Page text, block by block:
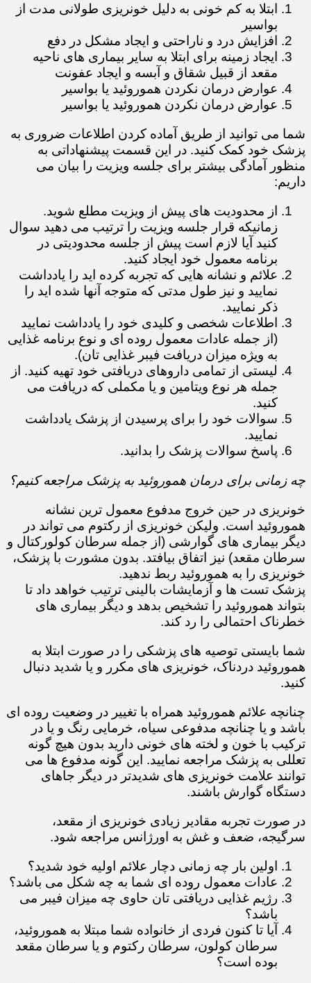
ابتلا به کم خونی به دلیل خونریزی طولانی مدت از
بواسیر
افزایش درد و ناراحتی و ایجاد مشکل در دفع
ایجاد زمینه برای ابتلا به سایر بیماری های ناحیه
مقعد از قبیل شقاق و آبسه و ایجاد عفونت
عوارض درمان نکردن هموروئید یا بواسیر
عوارض درمان نکردن هموروئید یا بواسیر
​​​​​​​شما می توانید از طریق آماده کردن اطلاعات ضروری به
پزشک خود کمک کنید. در این قسمت پیشنهاداتی به
منظور آمادگی بیشتر برای جلسه ویزیت را بیان می
داریم:
از محدودیت های پیش از ویزیت مطلع شوید.
زمانیکه قرار جلسه ویزیت را ترتیب می دهید سوال
کنید آیا لازم است پیش از جلسه محدودیتی در
برنامه معمول خود ایجاد کنید.
علائم و نشانه هایی که تجربه کرده اید را یادداشت
نمایید و نیز طول مدتی که متوجه آنها شده اید را
ذکر نمایید.
اطلاعات شخصی و کلیدی خود را یادداشت نمایید
(از جمله عادات معمول روده ای و نوع برنامه غذایی
به ویژه میزان دریافت فیبر غذایی تان).
لیستی از تمامی داروهای دریافتی خود تهیه کنید. از
جمله هر نوع ویتامین و یا مکملی که دریافت می
کنید.
سوالات خود را برای پرسیدن از پزشک یادداشت
نمایید.
پاسخ سوالات پزشک را بدانید.
چه زمانی برای درمان هموروئید به پزشک مراجعه کنیم؟
خونریزی در حین خروج مدفوع معمول ترین نشانه
هموروئید است. ولیکن خونریزی از رکتوم می تواند در
دیگر بیماری های گوارشی (از جمله سرطان کولورکتال و
سرطان مقعد) نیز اتفاق بیافتد. بدون مشورت با پزشک،
خونریزی را به هموروئید ربط ندهید.
پزشک تست ها و آزمایشات بالینی ترتیب خواهد داد تا
بتواند هموروئید را تشخیص بدهد و دیگر بیماری های
خطرناک احتمالی را رد کند.
شما بایستی توصیه های پزشکی را در صورت ابتلا به
هموروئید دردناک، خونریزی های مکرر و یا شدید دنبال
کنید.
چنانچه علائم هموروئید همراه با تغییر در وضعیت روده ای
باشد و یا چنانچه مدفوعی سیاه، خرمایی رنگ و یا در
ترکیب با خون و لخته های خونی دارید بدون هیچ گونه
تعللی به پزشک مراجعه نمایید. این گونه مدفوع ها می
توانند علامت خونریزی های شدیدتر در دیگر جاهای
دستگاه گوارش باشند.
در صورت تجربه مقادیر زیادی خونریزی از مقعد،
سرگیجه، ضعف و غش به اورژانس مراجعه شود.
​​​​​​​​​​​​​​اولین بار چه زمانی دچار علائم اولیه خود شدید؟
عادات معمول روده ای شما به چه شکل می باشد؟
رژیم غذایی دریافتی تان حاوی چه میزان فیبر می
باشد؟
آیا تا کنون فردی از خانواده شما مبتلا به هموروئید،
سرطان کولون، سرطان رکتوم و یا سرطان مقعد
بوده است؟​​​​​​​